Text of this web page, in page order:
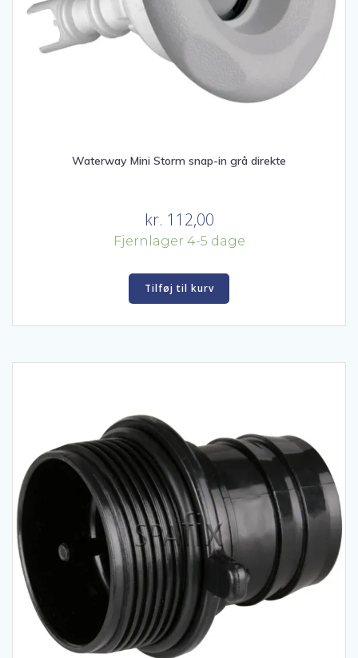
Waterway Mini Storm snap-in grå direkte
kr. 112,00
Fjernlager 4-5 dage
Tilføj til kurv